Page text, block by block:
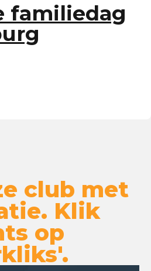
familiedag
club met
Klik
op